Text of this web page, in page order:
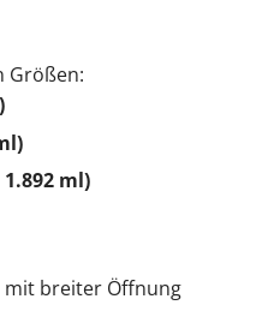
Größen:
ml)
mit breiter Öffnung